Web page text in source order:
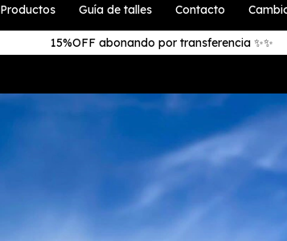
15%OFF abonando por transferencia ✨✨
Productos Guía de talles Contacto